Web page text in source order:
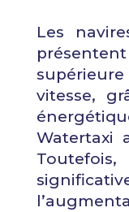
Les
vitesse,
Watertaxi